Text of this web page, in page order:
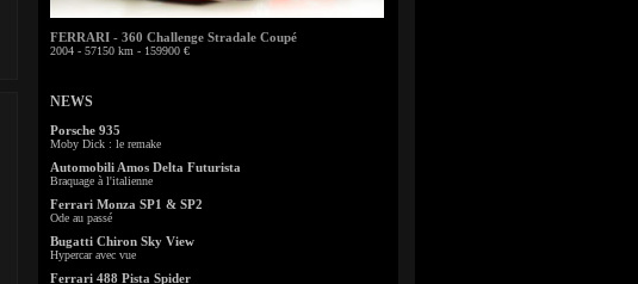
FERRARI - 360 Challenge Stradale Coupé
2004 - 57150 km - 159900 €
NEWS
Porsche 935
Moby Dick : le remake
Automobili Amos Delta Futurista
Braquage à l'italienne
Ferrari Monza SP1 & SP2
Ode au passé
Bugatti Chiron Sky View
Hypercar avec vue
Ferrari 488 Pista Spider